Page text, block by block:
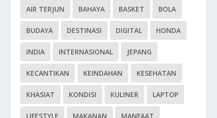
AIR TERJUN BAHAYA BASKET BOLA
BUDAYA DESTINASI DIGITAL HONDA
INDIA INTERNASIONAL JEPANG
KECANTIKAN KEINDAHAN KESEHATAN
KHASIAT KONDISI KULINER LAPTOP
LIFESTYLE MAKANAN MANFAAT